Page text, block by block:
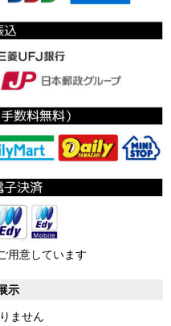
用意しています
示
ません